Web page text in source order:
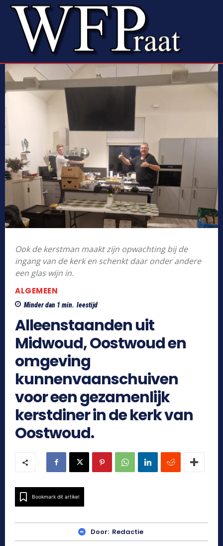
Ook de kerstman maakt zijn opwachting bij de
ingang van de kerk en schenkt daar onder andere
een glas wijn in.
ALGEMEEN
Minder dan 1 min. leestijd
Alleenstaanden uit
Midwoud, Oostwoud en
omgeving
kunnenvaanschuiven
voor een gezamenlijk
kerstdiner in de kerk van
Oostwoud.
Bookmark dit artikel
Door: Redactie